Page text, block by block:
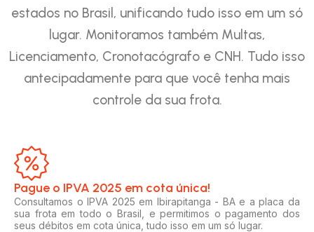
estados no Brasil, unificando tudo isso em um só
lugar. Monitoramos também Multas,
Licenciamento, Cronotacógrafo e CNH. Tudo isso
antecipadamente para que você tenha mais
controle da sua frota.
Pague o IPVA 2025 em cota única!​
Consultamos o IPVA 2025 em Ibirapitanga - BA e a placa da
sua frota em todo o Brasil, e permitimos o pagamento dos
seus débitos em cota única, tudo isso em um só lugar.